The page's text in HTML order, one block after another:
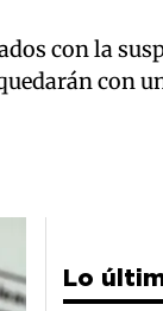
con la
con
Lo